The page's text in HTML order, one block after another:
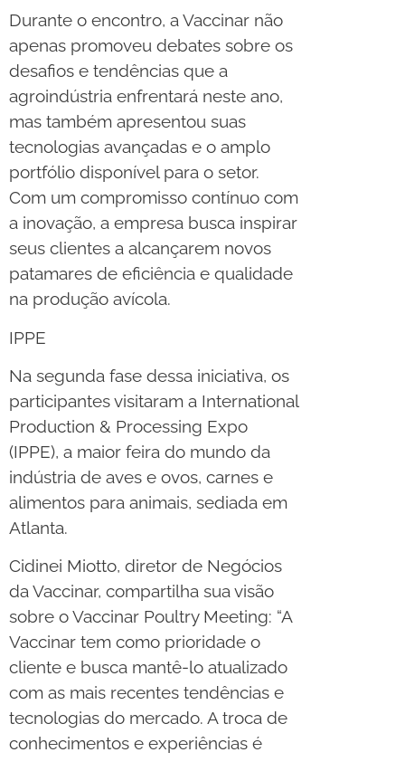
Durante o encontro, a Vaccinar não
apenas promoveu debates sobre os
desafios e tendências que a
agroindústria enfrentará neste ano,
mas também apresentou suas
tecnologias avançadas e o amplo
portfólio disponível para o setor.
Com um compromisso contínuo com
a inovação, a empresa busca inspirar
seus clientes a alcançarem novos
patamares de eficiência e qualidade
na produção avícola.
IPPE
Na segunda fase dessa iniciativa, os
participantes visitaram a International
Production & Processing Expo
(IPPE), a maior feira do mundo da
indústria de aves e ovos, carnes e
alimentos para animais, sediada em
Atlanta.
Cidinei Miotto, diretor de Negócios
da Vaccinar, compartilha sua visão
sobre o Vaccinar Poultry Meeting: “A
Vaccinar tem como prioridade o
cliente e busca mantê-lo atualizado
com as mais recentes tendências e
tecnologias do mercado. A troca de
conhecimentos e experiências é